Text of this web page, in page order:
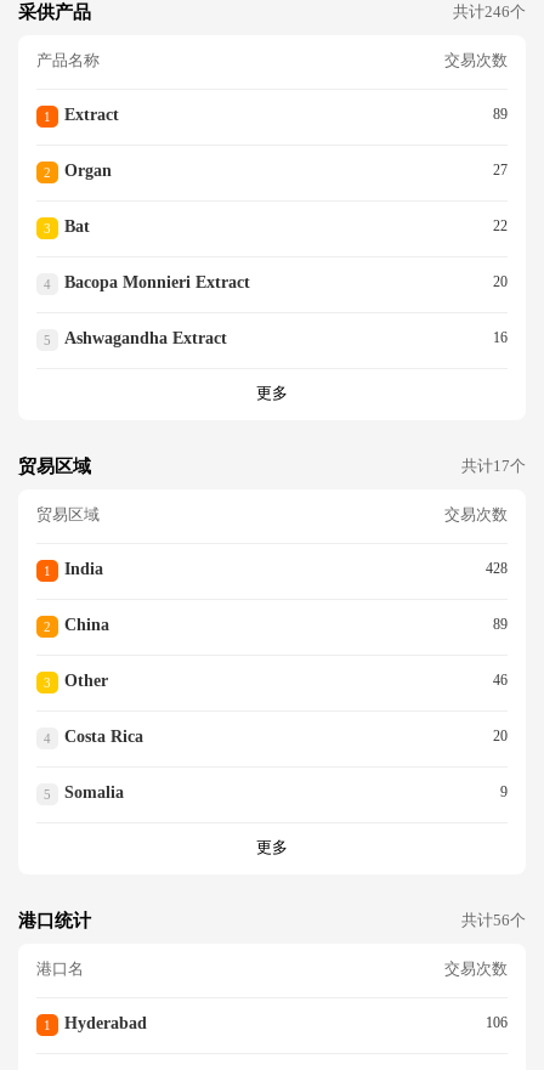
采供产品 共计246个
产品名称 交易次数
1 Extract 89
2 Organ 27
3 Bat 22
4 Bacopa Monnieri Extract 20
5 Ashwagandha Extract 16
更多
贸易区域 共计17个
贸易区域 交易次数
1 India 428
2 China 89
3 Other 46
4 Costa Rica 20
5 Somalia 9
更多
港口统计 共计56个
港口名 交易次数
1 Hyderabad 106